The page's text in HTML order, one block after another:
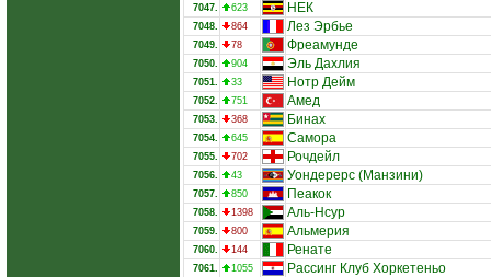
7047. 623 НЕК
7048. 864 Лез Эрбье
7049. 78 Фреамунде
7050. 904 Эль Дахлия
7051. 33 Нотр Дейм
7052. 751 Амед
7053. 368 Бинах
7054. 645 Самора
7055. 702 Рочдейл
7056. 43 Уондерерс (Манзини)
7057. 850 Пеакок
7058. 1398 Аль-Нсур
7059. 800 Альмерия
7060. 144 Ренате
7061. 1055 Рассинг Клуб Хоркетеньо